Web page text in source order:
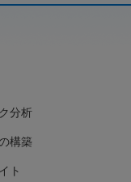
分析
構築
ト